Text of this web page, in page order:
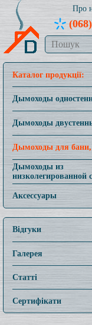
Про
(068)
Каталог продукції:
Дымоходы
Дымоходы
Дымоходы для
Дымоходы из
низколегированной
Аксессуары
Відгуки
Галерея
Статті
Сертифікати